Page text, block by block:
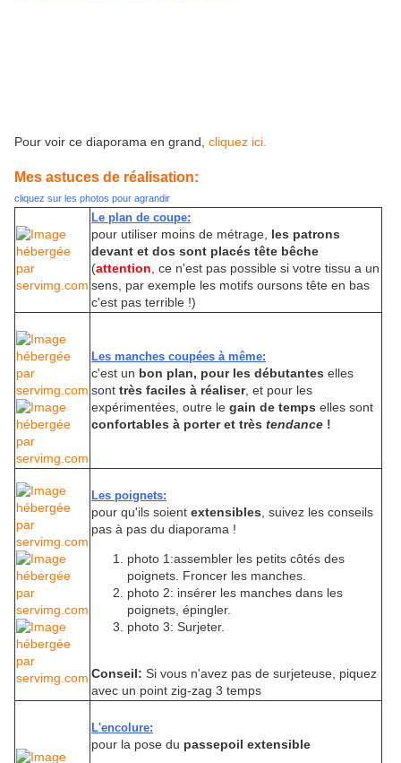
Pour voir ce diaporama en grand, cliquez ici.
Mes astuces de réalisation:
cliquez sur les photos pour agrandir
Le plan de coupe:
pour utiliser moins de métrage, les patrons
devant et dos sont placés tête bêche
(attention , ce n'est pas possible si votre tissu a un
sens, par exemple les motifs oursons tête en bas
c'est pas terrible !)
Les manches coupées à même:
c'est un bon plan, pour les débutantes elles
sont très faciles à réaliser, et pour les
expérimentées, outre le gain de temps elles sont
confortables à porter et très tendance !
Les poignets:
pour qu'ils soient extensibles , suivez les conseils
pas à pas du diaporama !
photo 1:assembler les petits côtés des
poignets. Froncer les manches.
photo 2: insérer les manches dans les
poignets, épingler.
photo 3: Surjeter.
Conseil: Si vous n'avez pas de surjeteuse, piquez
avec un point zig-zag 3 temps
L'encolure:
pour la pose du passepoil extensible